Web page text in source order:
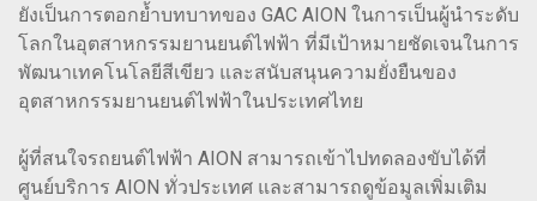
ยังเป็นการตอกย้ำบทบาทของ GAC AION ในการเป็นผู้นำระดับ
โลกในอุตสาหกรรมยานยนต์ไฟฟ้า ที่มีเป้าหมายชัดเจนในการ
พัฒนาเทคโนโลยีสีเขียว และสนับสนุนความยั่งยืนของ
อุตสาหกรรมยานยนต์ไฟฟ้าในประเทศไทย
ผู้ที่สนใจรถยนต์ไฟฟ้า AION สามารถเข้าไปทดลองขับได้ที่
ศูนย์บริการ AION ทั่วประเทศ และสามารถดูข้อมูลเพิ่มเติม